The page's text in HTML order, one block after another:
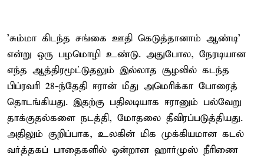
'சும்மா கிடந்த சங்கை ஊதி கெடுத்தானாம் ஆண்டி'
என்று ஒரு பழமொழி உண்டு. அதுபோல, நேரடியான
எந்த ஆத்திரமூட்டுதலும் இல்லாத சூழலில் கடந்த
பிப்ரவரி 28-ந்தேதி ஈரான் மீது அமெரிக்கா போரைத்
தொடங்கியது. இதற்கு பதிலடியாக ஈரானும் பல்வேறு
தாக்குதல்களை நடத்தி, மோதலை தீவிரப்படுத்தியது.
அதிலும் குறிப்பாக, உலகின் மிக முக்கியமான கடல்
வர்த்தகப் பாதைகளில் ஒன்றான ஹார்முஸ் நீரிணை